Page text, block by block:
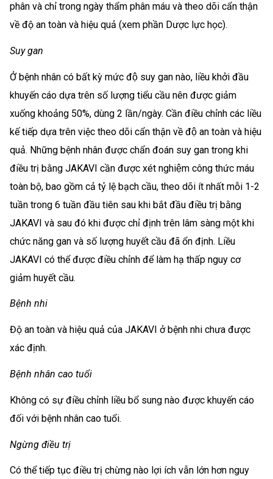
phân và chỉ trong ngày thẩm phân máu và theo dõi cẩn thận
về độ an toàn và hiệu quả (xem phần Dược lực học).
Suy gan
Ở bệnh nhân có bất kỳ mức độ suy gan nào, liều khởi đầu
khuyến cáo dựa trên số lượng tiểu cầu nên được giảm
xuống khoảng 50%, dùng 2 lần/ngày. Cần điều chỉnh các liều
kế tiếp dựa trên việc theo dõi cẩn thận về độ an toàn và hiệu
quả. Những bệnh nhân được chẩn đoán suy gan trong khi
điều trị bằng JAKAVI cần được xét nghiệm công thức máu
toàn bộ, bao gồm cả tỷ lệ bạch cầu, theo dõi ít nhất mỗi 1-2
tuần trong 6 tuần đầu tiên sau khi bắt đầu điều trị bằng
JAKAVI và sau đó khi được chỉ định trên lâm sàng một khi
chức năng gan và số lượng huyết cầu đã ổn định. Liều
JAKAVI có thể được điều chỉnh để làm hạ thấp nguy cơ
giảm huyết cầu.
Bệnh nhi
Độ an toàn và hiệu quả của JAKAVI ở bệnh nhi chưa được
xác định.
Bệnh nhân cao tuổi
Không có sự điều chỉnh liều bổ sung nào được khuyến cáo
đối với bệnh nhân cao tuổi.
Ngừng điều trị
Có thể tiếp tục điều trị chừng nào lợi ích vẫn lớn hơn nguy